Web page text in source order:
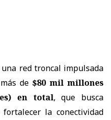
red troncal impulsada
de $80 mil millones
en total, que busca
la conectividad